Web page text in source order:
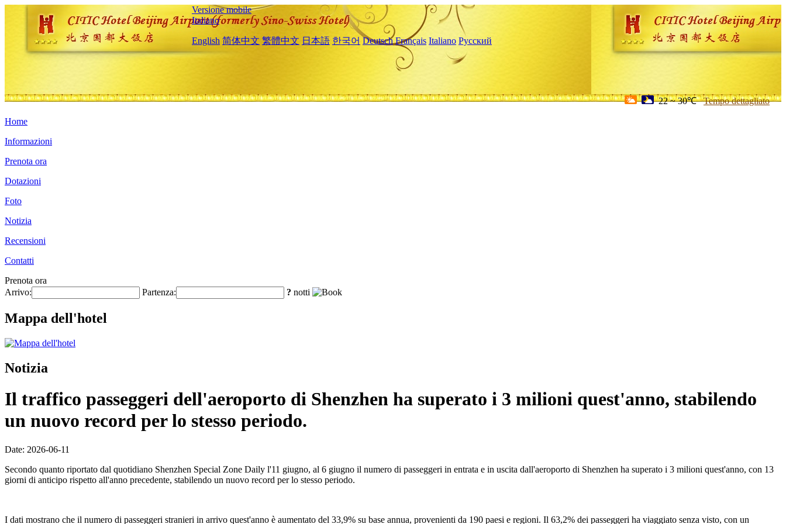
Versione mobile
Italiano
English 简体中文 繁體中文 日本語 한국어 Deutsch Français Italiano Русский
22 ~ 30℃ Tempo dettagliato
Home
Informazioni
Prenota ora
Dotazioni
Foto
Notizia
Recensioni
Contatti
Prenota ora
Arrivo:
Partenza: ? notti
Mappa dell'hotel
Notizia
Il traffico passeggeri dell'aeroporto di Shenzhen ha superato i 3 milioni quest'anno, stabilendo
un nuovo record per lo stesso periodo.
Date: 2026-06-11
Secondo quanto riportato dal quotidiano Shenzhen Special Zone Daily l'11 giugno, al 6 giugno il numero di passeggeri in entrata e in uscita dall'aeroporto di Shenzhen ha superato i 3 milioni quest'anno, con 13
giorni di anticipo rispetto all'anno precedente, stabilendo un nuovo record per lo stesso periodo.
I dati mostrano che il numero di passeggeri stranieri in arrivo quest'anno è aumentato del 33,9% su base annua, provenienti da 190 paesi e regioni. Il 63,2% dei passeggeri ha viaggiato senza visto, con un